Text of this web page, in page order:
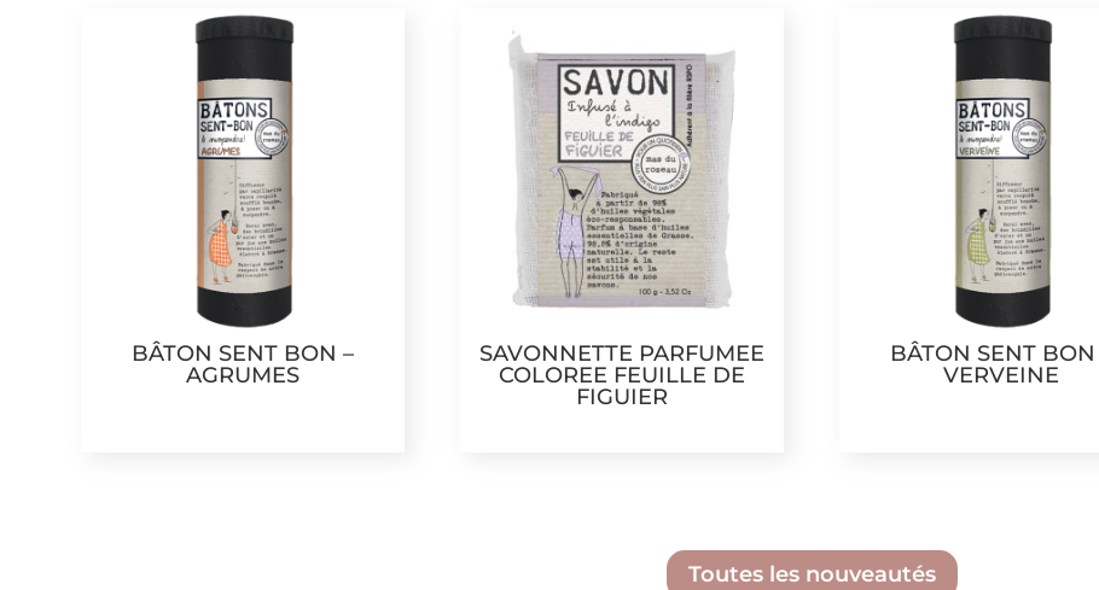
BÂTON SENT BON –
AGRUMES
SAVONNETTE PARFUMEE
COLOREE FEUILLE DE
FIGUIER
BÂTON SENT BON
VERVEINE
Toutes les nouveautés